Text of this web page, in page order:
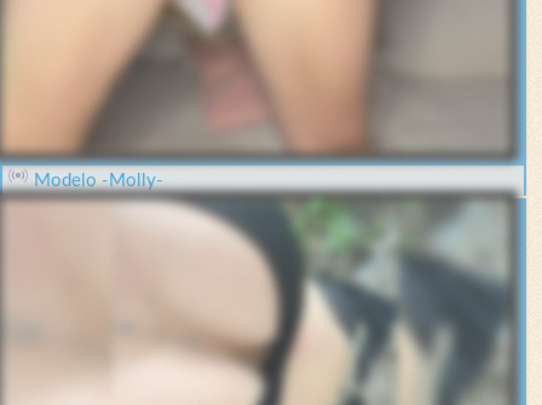
Modelo -Molly-